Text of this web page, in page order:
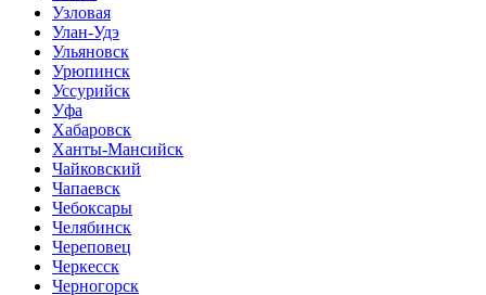
Узловая
Улан-Удэ
Ульяновск
Урюпинск
Уссурийск
Уфа
Хабаровск
Ханты-Мансийск
Чайковский
Чапаевск
Чебоксары
Челябинск
Череповец
Черкесск
Черногорск